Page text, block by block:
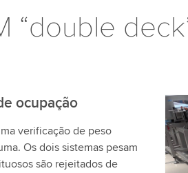
ocupação
verificação de peso
Os dois sistemas pesam
são rejeitados de